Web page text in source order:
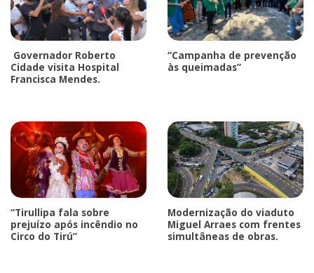
Governador Roberto
Cidade visita Hospital
Francisca Mendes.
“Campanha de prevenção
às queimadas”
“Tirullipa fala sobre
prejuízo após incêndio no
Circo do Tirú”
Modernização do viaduto
Miguel Arraes com frentes
simultâneas de obras.